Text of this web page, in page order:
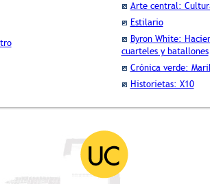
Arte central:
Estilario
Byron White:
cuarteles y batallones
Crónica verde:
Historietas: X10